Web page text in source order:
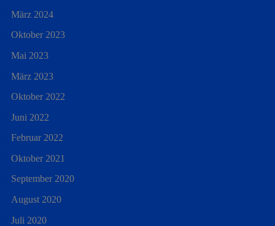
März 2024
Oktober 2023
Mai 2023
März 2023
Oktober 2022
Juni 2022
Februar 2022
Oktober 2021
September 2020
August 2020
Juli 2020